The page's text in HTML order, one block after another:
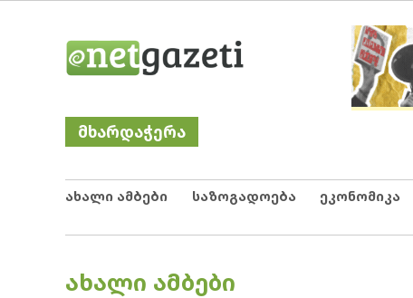
Netgazeti
მხარდაჭერა
ახალი ამბები საზოგადოება ეკონომიკა
POSTED
ᲐᲮᲐᲚᲘ ᲐᲛᲑᲔᲑᲘ